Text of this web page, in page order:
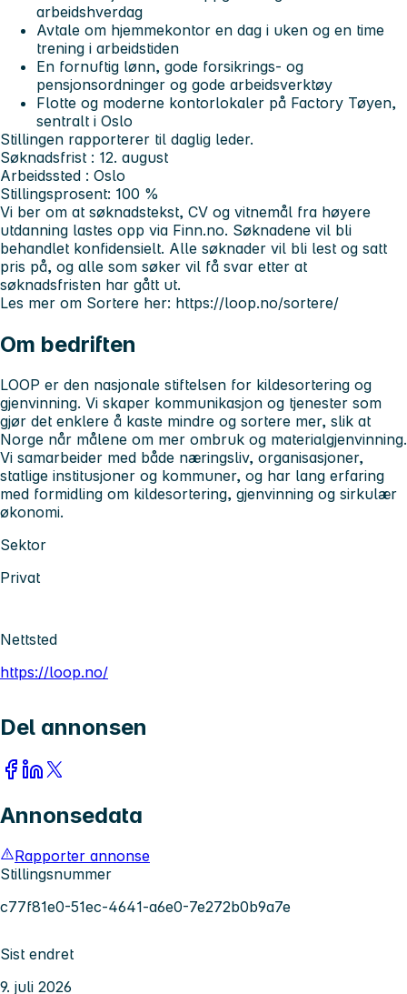
arbeidshverdag
Avtale om hjemmekontor en dag i uken og en time
trening i arbeidstiden
En fornuftig lønn, gode forsikrings- og
pensjonsordninger og gode arbeidsverktøy
Flotte og moderne kontorlokaler på Factory Tøyen,
sentralt i Oslo
Stillingen rapporterer til daglig leder.
Søknadsfrist : 12. august
Arbeidssted : Oslo
Stillingsprosent: 100 %
Vi ber om at søknadstekst, CV og vitnemål fra høyere
utdanning lastes opp via Finn.no. Søknadene vil bli
behandlet konfidensielt. Alle søknader vil bli lest og satt
pris på, og alle som søker vil få svar etter at
søknadsfristen har gått ut.
Les mer om Sortere her: https://loop.no/sortere/
Om bedriften
LOOP er den nasjonale stiftelsen for kildesortering og
gjenvinning. Vi skaper kommunikasjon og tjenester som
gjør det enklere å kaste mindre og sortere mer, slik at
Norge når målene om mer ombruk og materialgjenvinning.
Vi samarbeider med både næringsliv, organisasjoner,
statlige institusjoner og kommuner, og har lang erfaring
med formidling om kildesortering, gjenvinning og sirkulær
økonomi.
Sektor
Privat
Nettsted
https://loop.no/
Del annonsen
Annonsedata
Rapporter annonse
Stillingsnummer
c77f81e0-51ec-4641-a6e0-7e272b0b9a7e
Sist endret
9. juli 2026